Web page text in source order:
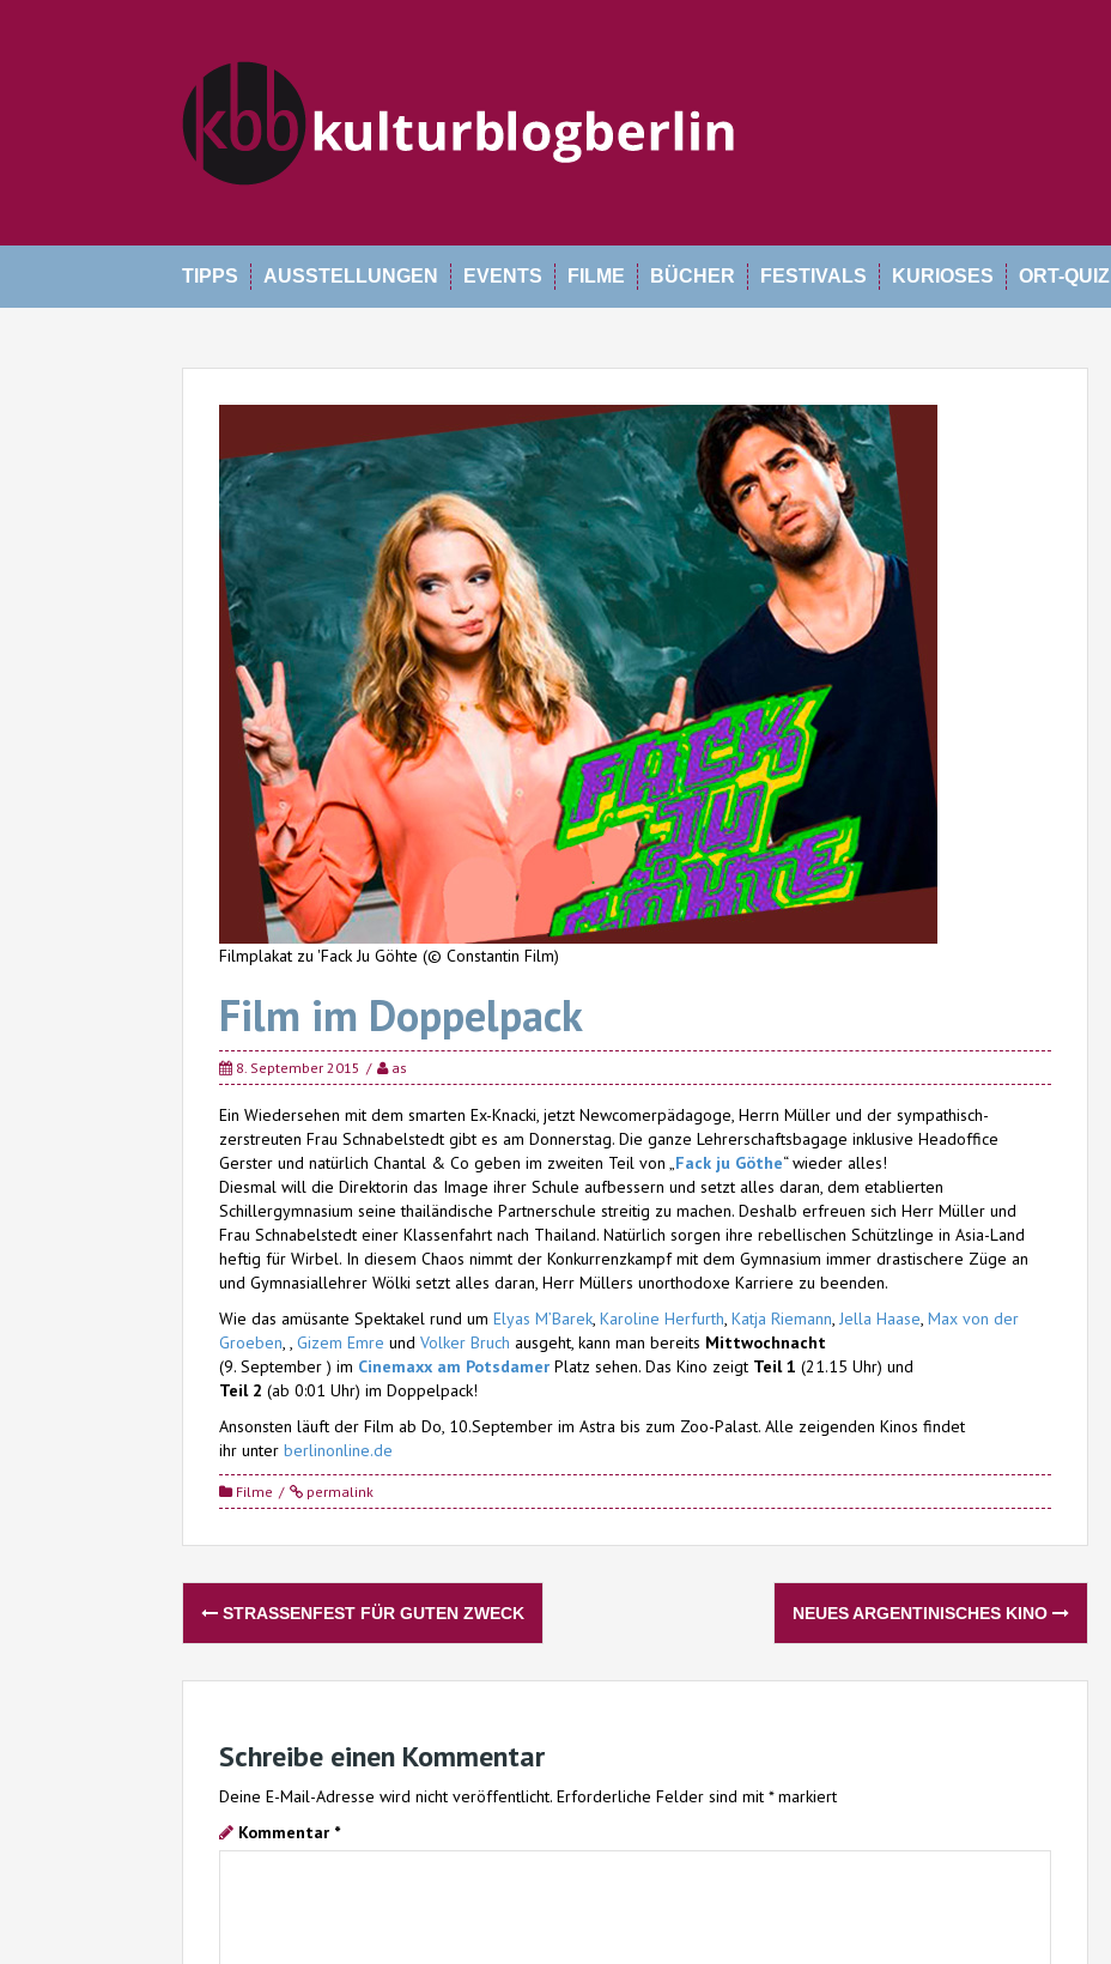
TIPPS AUSSTELLUNGEN EVENTS FILME BÜCHER FESTIVALS KURIOSES ORT-QUIZ
Filmplakat zu 'Fack Ju Göhte (© Constantin Film)
Film im Doppelpack
8. September 2015 as
Ein Wiedersehen mit dem smarten Ex-Knacki, jetzt Newcomerpädagoge, Herrn Müller und der sympathisch-
zerstreuten Frau Schnabelstedt gibt es am Donnerstag. Die ganze Lehrerschaftsbagage inklusive Headoffice
Gerster und natürlich Chantal & Co geben im zweiten Teil von „Fack ju Göthe“ wieder alles!
Diesmal will die Direktorin das Image ihrer Schule aufbessern und setzt alles daran, dem etablierten
Schillergymnasium seine thailändische Partnerschule streitig zu machen. Deshalb erfreuen sich Herr Müller und
Frau Schnabelstedt einer Klassenfahrt nach Thailand. Natürlich sorgen ihre rebellischen Schützlinge in Asia-Land
heftig für Wirbel. In diesem Chaos nimmt der Konkurrenzkampf mit dem Gymnasium immer drastischere Züge an
und Gymnasiallehrer Wölki setzt alles daran, Herr Müllers unorthodoxe Karriere zu beenden.
Wie das amüsante Spektakel rund um Elyas M’Barek, Karoline Herfurth, Katja Riemann, Jella Haase, Max von der
Groeben, , Gizem Emre und Volker Bruch ausgeht, kann man bereits Mittwochnacht
(9. September ) im Cinemaxx am Potsdamer Platz sehen. Das Kino zeigt Teil 1 (21.15 Uhr) und
Teil 2 (ab 0:01 Uhr) im Doppelpack!
Ansonsten läuft der Film ab Do, 10.September im Astra bis zum Zoo-Palast. Alle zeigenden Kinos findet
ihr unter berlinonline.de
Filme permalink
Post
navigation
STRASSENFEST FÜR GUTEN ZWECK NEUES ARGENTINISCHES KINO
Schreibe einen Kommentar
Deine E-Mail-Adresse wird nicht veröffentlicht. Erforderliche Felder sind mit *markiert
Kommentar *